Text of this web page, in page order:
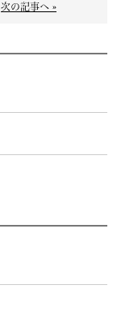
次の記事へ »